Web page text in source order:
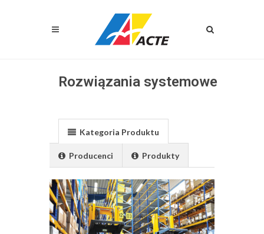
Rozwiązania systemowe
Kategoria Produktu
Producenci Produkty